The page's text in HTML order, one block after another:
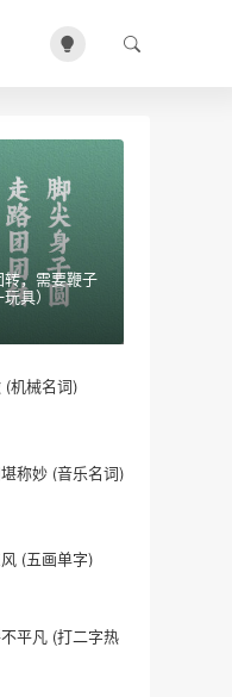
，需要鞭子
具）
(机械名词)
称妙 (音乐名词)
(五画单字)
平凡 (打二字热